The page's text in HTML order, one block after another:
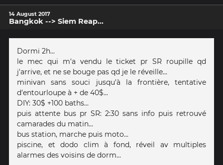
14 August 2017
Bangkok --> Siem Reap...
Dormi 2h...
le mec qui m'a vendu le ticket pr SR roupille qd
j'arrive, et ne se bouge pas qd je le réveille...
minivan sans souci jusqu'à la frontière, tentative
d'entourloupe à + de 40$...
DIY: 30$ +100 baths...
puis attente bus pr SR: 2:30 sans info puis retrouvé
camarades du matin...
bus station, marche puis moto...
piscine, et dodo clim à fond, réveil av multiples
alarmes des voisins de dorm...